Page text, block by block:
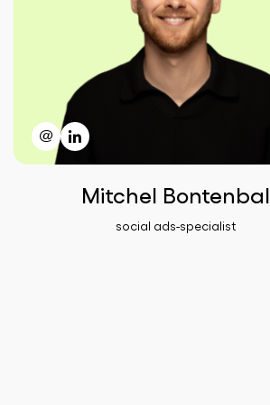
Mitchel Bontenbal
social ads-specialist